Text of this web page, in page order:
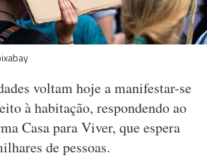
voltam hoje a manifestar-se
à habitação, respondendo ao
Casa para Viver, que espera
de pessoas.